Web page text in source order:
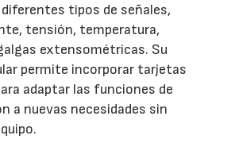
tipos de señales,
tensión, temperatura,
extensométricas. Su
permite incorporar tarjetas
adaptar las funciones de
a nuevas necesidades sin